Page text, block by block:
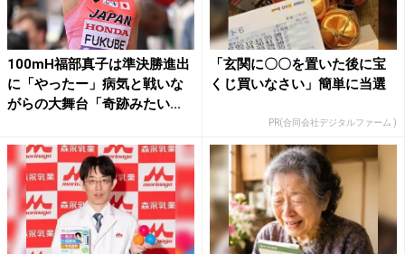
100mH福部真子は準決勝進出
に「やったー」病気と戦いな
がらの大舞台「奇跡みたい...
「玄関に〇〇を置いた後に宝
くじ買いなさい」簡単に当選
PR(合同会社デジタルファーム )